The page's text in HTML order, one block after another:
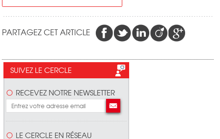
PARTAGEZ CET ARTICLE
SUIVEZ LE CERCLE
RECEVEZ NOTRE NEWSLETTER
LE CERCLE EN RÉSEAU